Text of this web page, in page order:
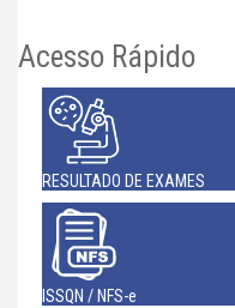
Acesso Rápido
RESULTADO DE EXAMES
ISSQN / NFS-e